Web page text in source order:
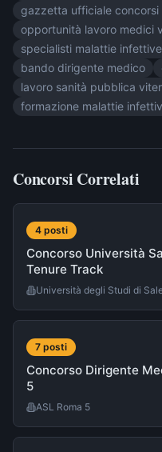
gazzetta ufficiale concorsi
opportunità lavoro medici
specialisti malattie infettive
bando dirigente medico
lavoro sanità pubblica
formazione malattie
Concorsi Correlati
4 posti
Concorso Università
Tenure Track
Università degli Studi di
7 posti
Concorso Dirigente
5
ASL Roma 5